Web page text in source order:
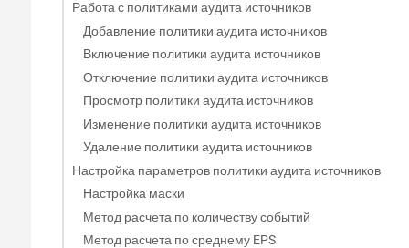
Работа с политиками аудита источников
Добавление политики аудита источников
Включение политики аудита источников
Отключение политики аудита источников
Просмотр политики аудита источников
Изменение политики аудита источников
Удаление политики аудита источников
Настройка параметров политики аудита источников
Настройка маски
Метод расчета по количеству событий
Метод расчета по среднему EPS